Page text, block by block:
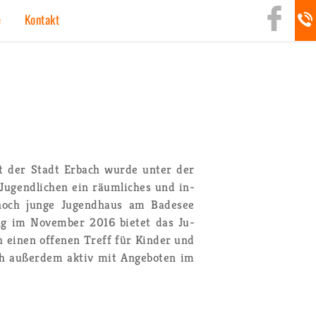
Kon­takt
der Stadt Er­bach wurde unter der
ein räum­li­ches und in­
junge Ju­gend­haus am Ba­de­see
im No­vem­ber 2016 bie­tet das Ju­
einen of­fe­nen Treff für Kin­der und
au­ßer­dem aktiv mit An­ge­bo­ten im